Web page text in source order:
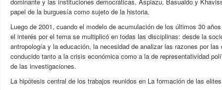
papel de la burguesía como sujeto de la historia.
Luego de 2001, cuando el modelo de acumulación de los últimos 30
el interés por el tema se multiplicó en todas las disciplinas: desde la
antropología y la educación, la necesidad de analizar las razones por
conducido tanto a la crisis económica como a la de representatividad
de las investigaciones.
La hipótesis central de los trabajos reunidos en La formación de las